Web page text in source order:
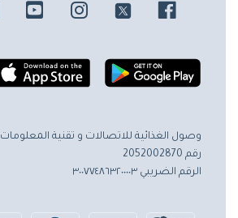
وصول الغذائية للاتصالات و تقنية المعلومات
رقم 2052002870
الرقم الضريبي ٣٠٠٧٧٤٨٦٣٢٠٠٠٠٣